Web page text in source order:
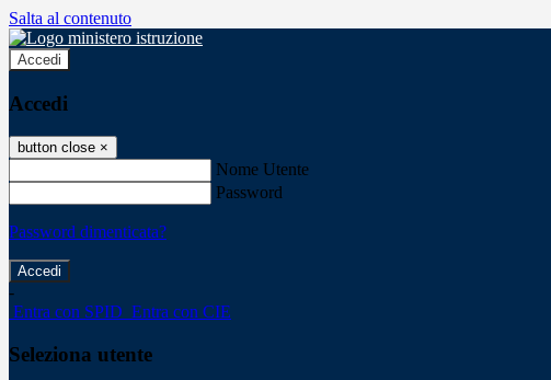
Salta al contenuto
Accedi
Accedi
button close ×
Nome Utente
Password
Password dimenticata?
-
Entra con SPID Entra con CIE
Seleziona utente